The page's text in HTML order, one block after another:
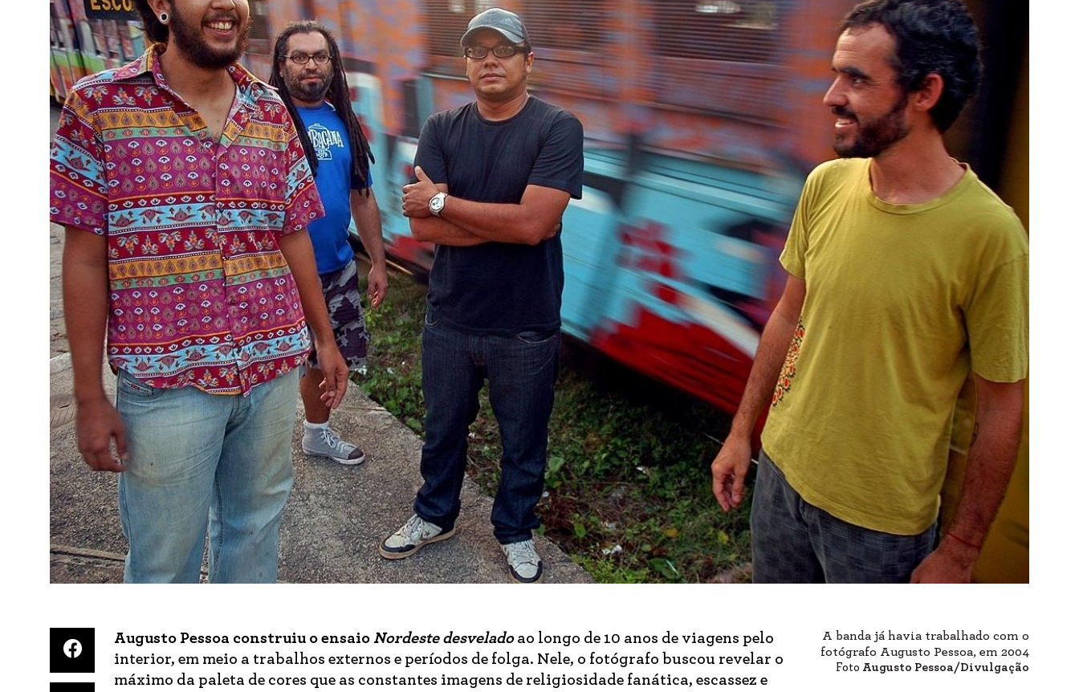
A banda já havia trabalhado com o
fotógrafo Augusto Pessoa, em 2004
Foto Augusto Pessoa/Divulgação
Augusto Pessoa construiu o ensaio Nordeste desveladoao longo de 10 anos de viagens pelo
interior, em meio a trabalhos externos e períodos de folga. Nele, o fotógrafo buscou revelar o
máximo da paleta de cores que as constantes imagens de religiosidade fanática, escassez e